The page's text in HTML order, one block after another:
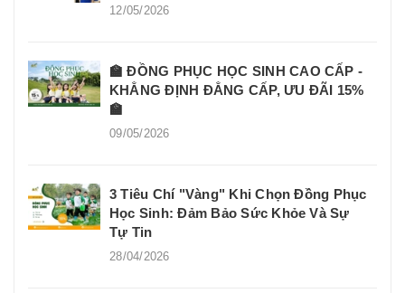
12/05/2026
🏫 ĐỒNG PHỤC HỌC SINH CAO CẤP -
KHẲNG ĐỊNH ĐẲNG CẤP, ƯU ĐÃI 15%
🏫
09/05/2026
3 Tiêu Chí "Vàng" Khi Chọn Đồng Phục
Học Sinh: Đảm Bảo Sức Khỏe Và Sự
Tự Tin
28/04/2026